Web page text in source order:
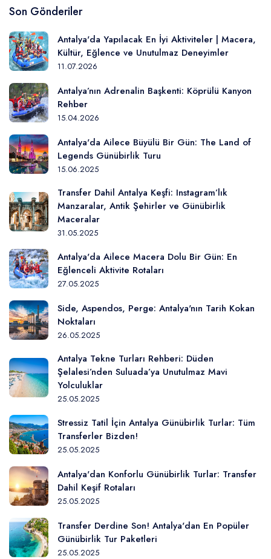
Son Gönderiler
Antalya'da Yapılacak En İyi Aktiviteler | Macera,
Kültür, Eğlence ve Unutulmaz Deneyimler
11.07.2026
Antalya’nın Adrenalin Başkenti: Köprülü Kanyon
Rehber
15.04.2026
Antalya'da Ailece Büyülü Bir Gün: The Land of
Legends Günübirlik Turu
15.06.2025
Transfer Dahil Antalya Keşfi: Instagram’lık
Manzaralar, Antik Şehirler ve Günübirlik
Maceralar
31.05.2025
Antalya'da Ailece Macera Dolu Bir Gün: En
Eğlenceli Aktivite Rotaları
27.05.2025
Side, Aspendos, Perge: Antalya'nın Tarih Kokan
Noktaları
26.05.2025
Antalya Tekne Turları Rehberi: Düden
Şelalesi’nden Suluada’ya Unutulmaz Mavi
Yolculuklar
25.05.2025
Stressiz Tatil İçin Antalya Günübirlik Turlar: Tüm
Transferler Bizden!
25.05.2025
Antalya'dan Konforlu Günübirlik Turlar: Transfer
Dahil Keşif Rotaları
25.05.2025
Transfer Derdine Son! Antalya'dan En Popüler
Günübirlik Tur Paketleri
25.05.2025